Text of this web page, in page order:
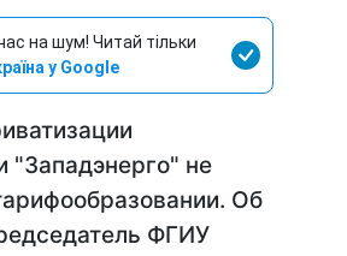
на шум! Читай тільки
у Google
"Западэнерго" не
Об
ФГИУ